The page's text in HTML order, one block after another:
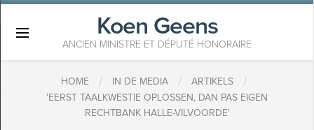
Koen Geens
ANCIEN MINISTRE ET DÉPUTÉ HONORAIRE
HOME / IN DE MEDIA / ARTIKELS /
'EERST TAALKWESTIE OPLOSSEN, DAN PAS EIGEN
RECHTBANK HALLE-VILVOORDE'